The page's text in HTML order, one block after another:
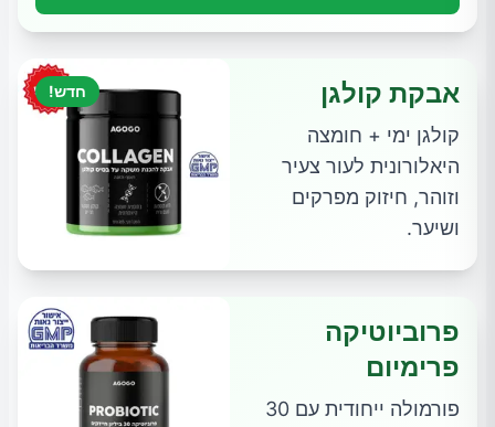
חדש! אבקת קולגן
קולגן ימי + חומצה
היאלורונית לעור צעיר
וזוהר, חיזוק מפרקים
ושיער.
פרוביוטיקה
פרימיום
פורמולה ייחודית עם 30